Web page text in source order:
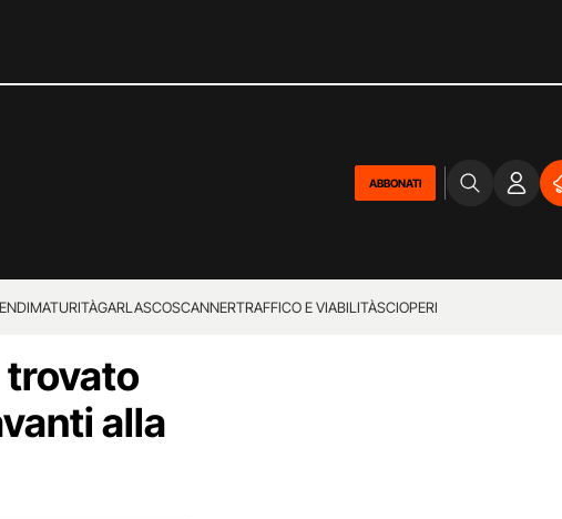
ABBONATI
MATURITÀGARLASCOSCANNERTRAFFICO E VIABILITÀSCIOPERI
trovato
alla